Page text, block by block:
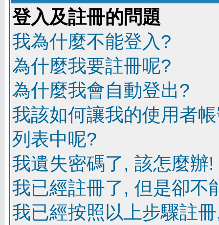
登入及註冊的問題
我為什麼不能登入?
為什麼我要註冊呢?
為什麼我會自動登出?
我該如何讓我的使用者
列表中呢?
我遺失密碼了, 該怎麼辦!
我已經註冊了, 但是卻不
我已經按照以上步驟註